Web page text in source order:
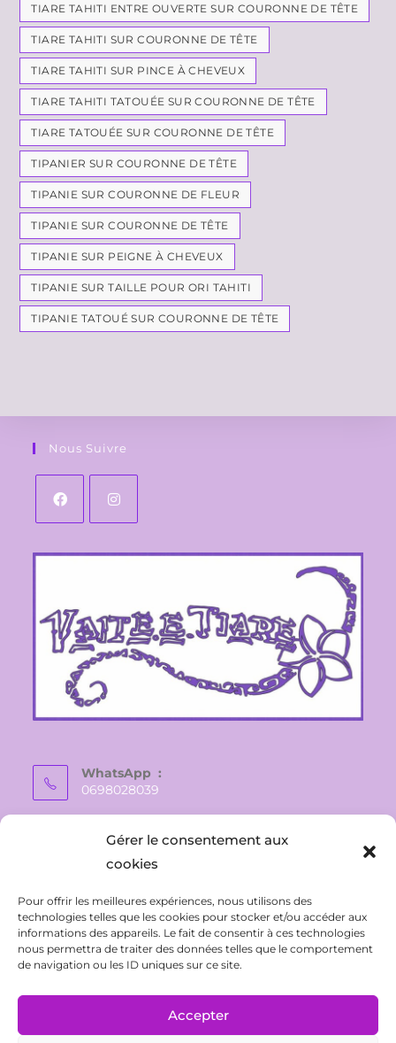
Gérer le consentement aux
cookies
Pour offrir les meilleures expériences, nous utilisons des
technologies telles que les cookies pour stocker et/ou accéder aux
informations des appareils. Le fait de consentir à ces technologies
nous permettra de traiter des données telles que le comportement
de navigation ou les ID uniques sur ce site.
Accepter
TIARE TAHITI ENTRE OUVERTE SUR COURONNE DE TÊTE
TIARE TAHITI SUR COURONNE DE TÊTE
TIARE TAHITI SUR PINCE À CHEVEUX
TIARE TAHITI TATOUÉE SUR COURONNE DE TÊTE
TIARE TATOUÉE SUR COURONNE DE TÊTE
TIPANIER SUR COURONNE DE TÊTE
TIPANIE SUR COURONNE DE FLEUR
TIPANIE SUR COURONNE DE TÊTE
TIPANIE SUR PEIGNE À CHEVEUX
TIPANIE SUR TAILLE POUR ORI TAHITI
TIPANIE TATOUÉ SUR COURONNE DE TÊTE
Nous Suivre
WhatsApp :
0698028039
vaite.e.tiare@gmail.com